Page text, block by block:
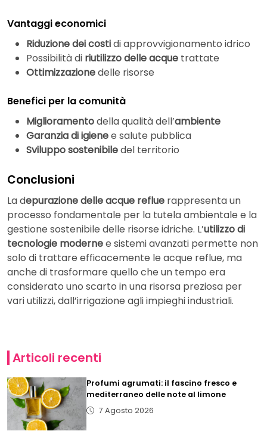
Vantaggi economici
Riduzione dei costidi approvvigionamento idrico
Possibilità di riutilizzo delle acque trattate
Ottimizzazionedelle risorse
Benefici per la comunità
Miglioramentodella qualità dell’ambiente
Garanzia di igienee salute pubblica
Sviluppo sostenibiledel territorio
Conclusioni
La depurazione delle acque reflue rappresenta un
processo fondamentale per la tutela ambientale e la
gestione sostenibile delle risorse idriche. L’utilizzo di
tecnologie modernee sistemi avanzati permette non
solo di trattare efficacemente le acque reflue, ma
anche di trasformare quello che un tempo era
considerato uno scarto in una risorsa preziosa per
vari utilizzi, dall’irrigazione agli impieghi industriali.
Articoli recenti
Profumi agrumati: il fascino fresco e
mediterraneo delle note al limone
7 Agosto 2026